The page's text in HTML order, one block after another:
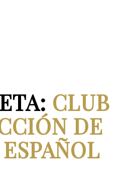
CLUB
DE